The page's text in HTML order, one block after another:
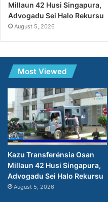
Millaun 42 Husi Singapura,
Advogadu Sei Halo Rekursu
August 5, 2026
Most Viewed
Kazu Transferénsia Osan
Millaun 42 Husi Singapura,
Advogadu Sei Halo Rekursu
August 5, 2026